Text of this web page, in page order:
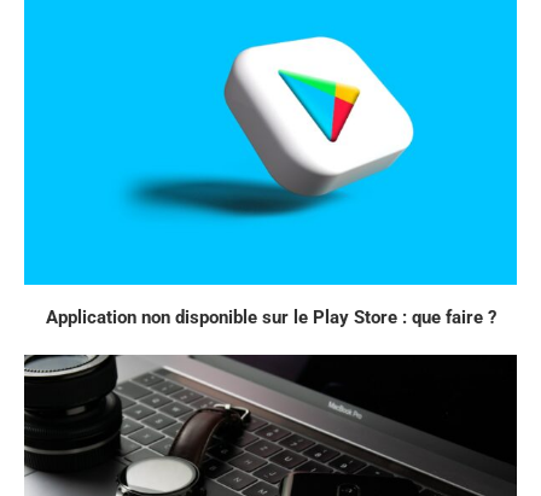
Application non disponible sur le Play Store : que faire ?